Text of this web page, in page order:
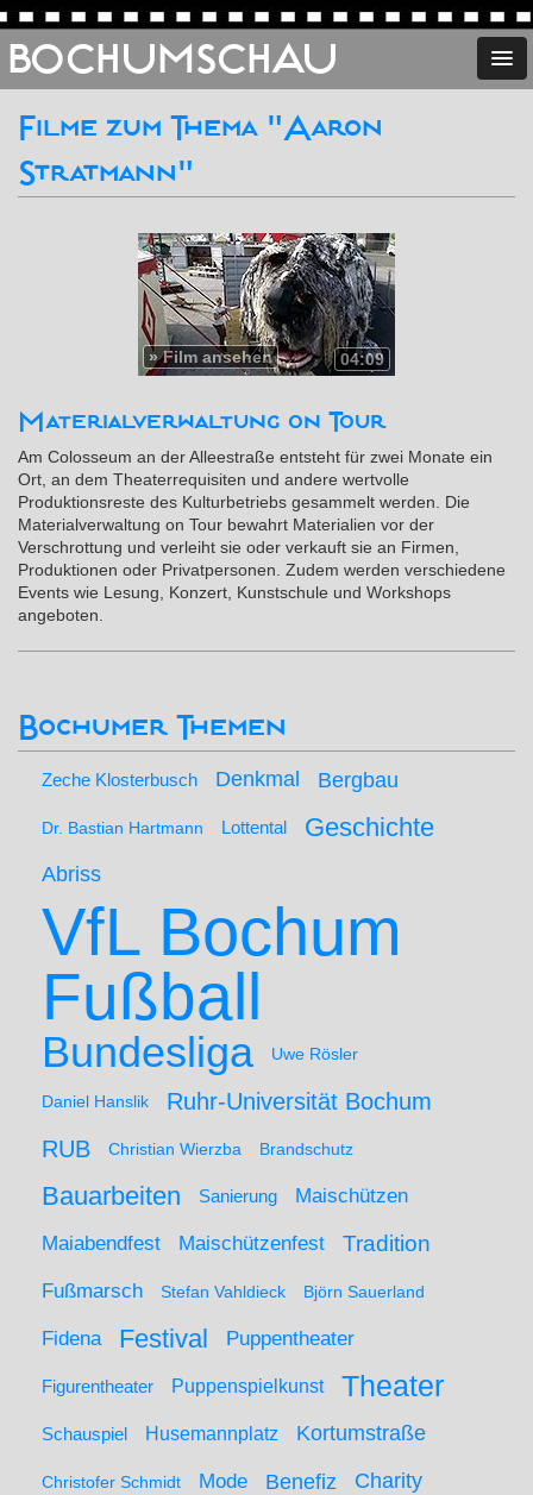
BOCHUMSCHAU
Filme zum Thema "Aaron
Stratmann"
04:09
»Film ansehen
Materialverwaltung on Tour
Am Colosseum an der Alleestraße entsteht für zwei Monate ein
Ort, an dem Theaterrequisiten und andere wertvolle
Produktionsreste des Kulturbetriebs gesammelt werden. Die
Materialverwaltung on Tour bewahrt Materialien vor der
Verschrottung und verleiht sie oder verkauft sie an Firmen,
Produktionen oder Privatpersonen. Zudem werden verschiedene
Events wie Lesung, Konzert, Kunstschule und Workshops
angeboten.
Bochumer Themen
Zeche Klosterbusch Denkmal Bergbau
Dr. Bastian Hartmann Lottental Geschichte
Abriss
VfL Bochum
Fußball
Bundesliga Uwe Rösler
Daniel Hanslik
Ruhr-Universität Bochum
RUB
Christian Wierzba Brandschutz
Bauarbeiten Sanierung
Maischützen
Maiabendfest
Maischützenfest Tradition
Fußmarsch Stefan Vahldieck Björn Sauerland
Fidena Festival Puppentheater
Figurentheater Puppenspielkunst Theater
Schauspiel Husemannplatz Kortumstraße
Christofer Schmidt Mode Benefiz Charity